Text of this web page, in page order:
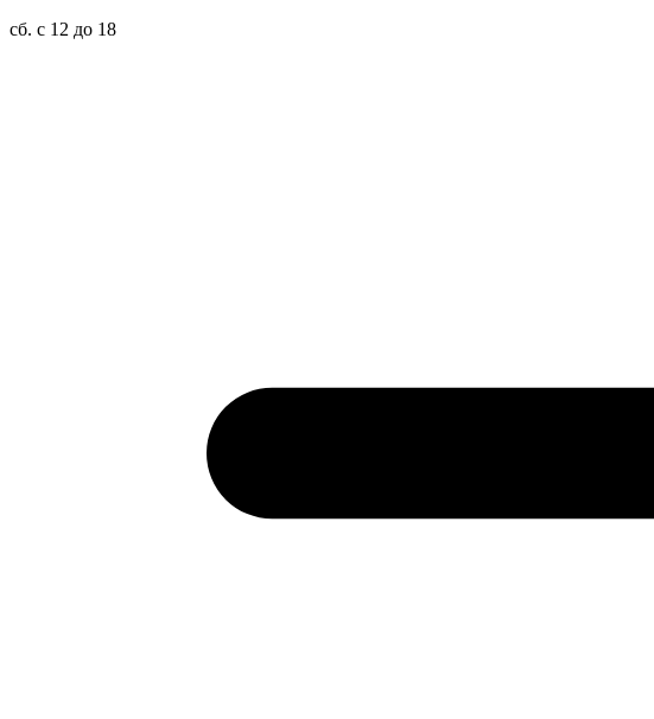
сб. с 12 до 18